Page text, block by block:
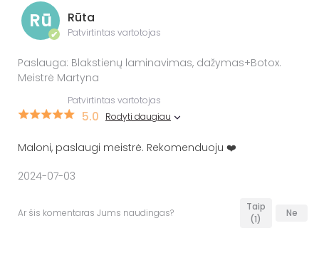
Rū
✔
Rūta
Patvirtintas vartotojas
Paslauga: Blakstienų laminavimas, dažymas+Botox.
Meistrė Martyna
Patvirtintas vartotojas
5.0 Rodyti daugiau
Maloni, paslaugi meistrė. Rekomenduoju ❤️
2024-07-03
Ar šis komentaras Jums naudingas?
Taip
(1)
Ne